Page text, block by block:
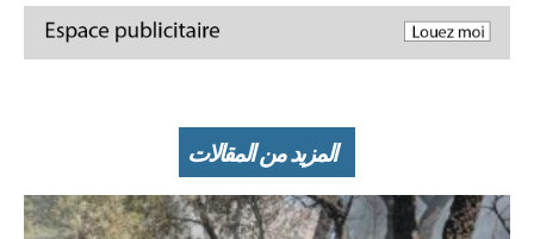
المزيد من المقالات